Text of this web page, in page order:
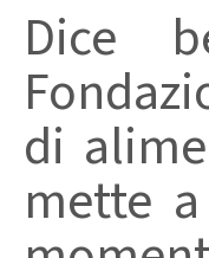
Dice
di
mette